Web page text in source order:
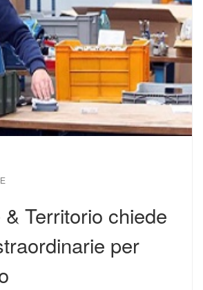
Territorio chiede
per